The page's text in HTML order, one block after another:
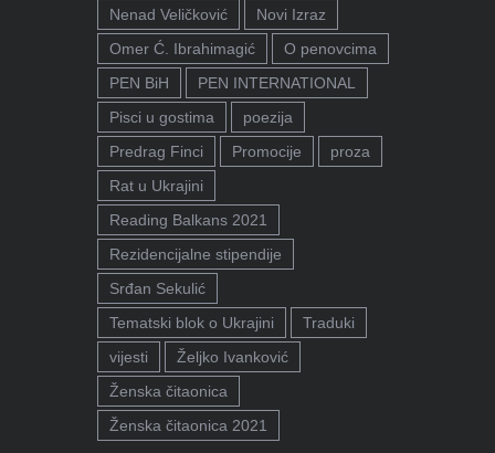
Nenad Veličković
Novi Izraz
Omer Ć. Ibrahimagić
O penovcima
PEN BiH
PEN INTERNATIONAL
Pisci u gostima
poezija
Predrag Finci
Promocije
proza
Rat u Ukrajini
Reading Balkans 2021
Rezidencijalne stipendije
Srđan Sekulić
Tematski blok o Ukrajini
Traduki
vijesti
Željko Ivanković
Ženska čitaonica
Ženska čitaonica 2021